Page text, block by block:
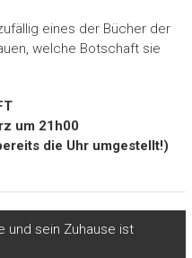
eines der Bücher der
welche Botschaft sie
um 21h00
die Uhr umgestellt!)
und sein Zuhause ist